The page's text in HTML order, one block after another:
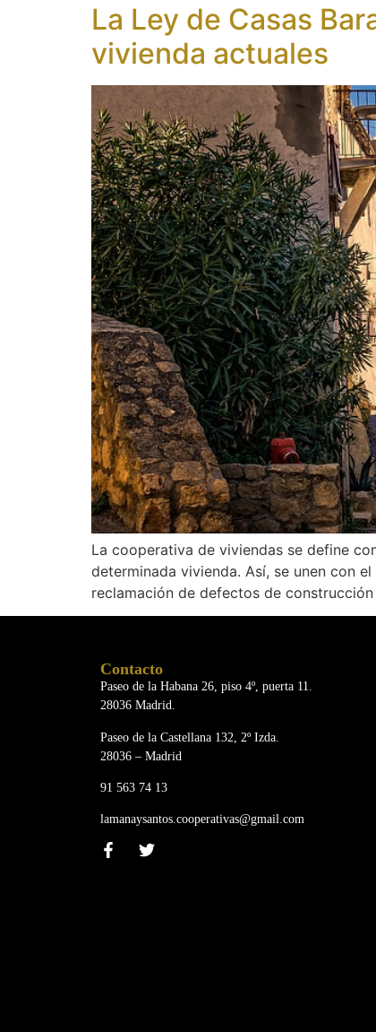
La Ley de Casas
vivienda actuales
La cooperativa de viviendas se define
determinada vivienda. Así, se unen con
reclamación de defectos de
Contacto
Paseo de la Habana 26, piso 4º, puerta 11.
28036 Madrid.
Paseo de la Castellana 132, 2º Izda.
28036 – Madrid
91 563 74 13
lamanaysantos.cooperativas@gmail.com